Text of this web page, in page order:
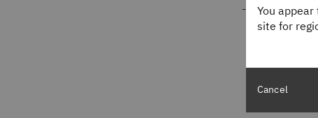
. انتشرت العديد من أكثر سلالات برامج الفدية شهرة وتدميرًا -مثل LockBit وBlackBasta-
كخدمة،
المهدِّدة
You
site for
Cancel